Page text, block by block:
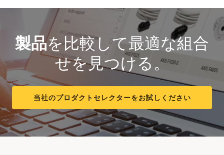
製品を比較して最適な組合
せを見つける。
当社のプロダクトセレクターをお試しください